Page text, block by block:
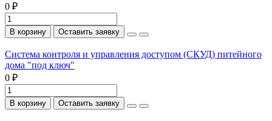
0 ₽
В корзину Оставить заявку
Система контроля и управления доступом (СКУД) питейного
дома "под ключ"
0 ₽
В корзину Оставить заявку